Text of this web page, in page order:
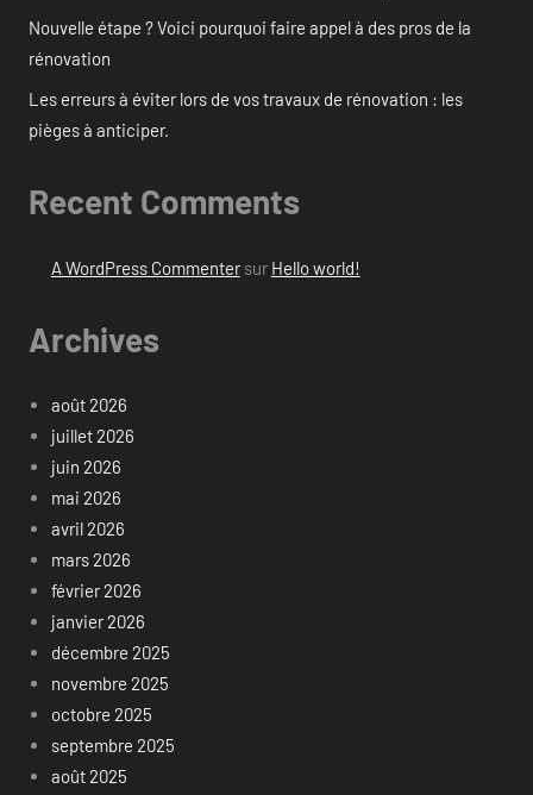
Nouvelle étape ? Voici pourquoi faire appel à des pros de la
rénovation
Les erreurs à éviter lors de vos travaux de rénovation : les
pièges à anticiper.
Recent Comments
A WordPress Commentersur Hello world!
Archives
août 2026
juillet 2026
juin 2026
mai 2026
avril 2026
mars 2026
février 2026
janvier 2026
décembre 2025
novembre 2025
octobre 2025
septembre 2025
août 2025